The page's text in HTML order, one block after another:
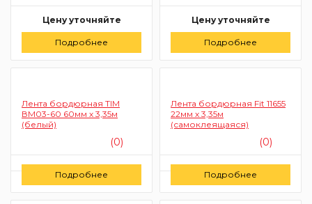
Цену уточняйте
Заказать
Подробнее
Цену уточняйте
Заказать
Подробнее
Лента бордюрная TIM
ВМ03-60 60мм х 3,35м
(белый)
(0)
Заказать
Подробнее
Лента бордюрная Fit 11655
22мм х 3,35м
(самоклеящаяся)
(0)
Заказать
Подробнее